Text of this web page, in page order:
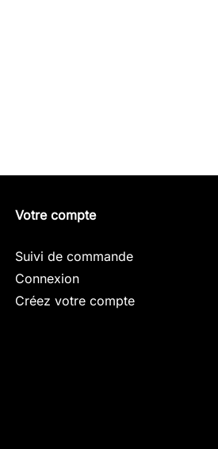
Votre compte
Suivi de commande
Connexion
Créez votre compte